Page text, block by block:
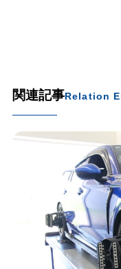
関連記事Relation